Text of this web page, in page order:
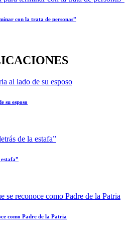
con la trata de personas”
su esposo
como Padre de la Patria